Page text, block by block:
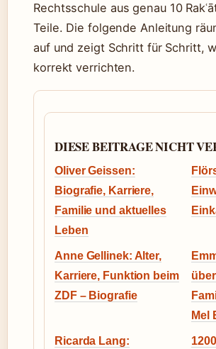
Rechtsschule aus genau 10
Teile. Die folgende Anleitung
auf und zeigt Schritt für Schritt,
korrekt verrichten.
DIESE BEITRAGE NICHT
Oliver Geissen:
Biografie, Karriere,
Familie und aktuelles
Leben
Anne Gellinek: Alter,
Karriere, Funktion beim
ZDF – Biografie
Mel
Ricarda Lang: